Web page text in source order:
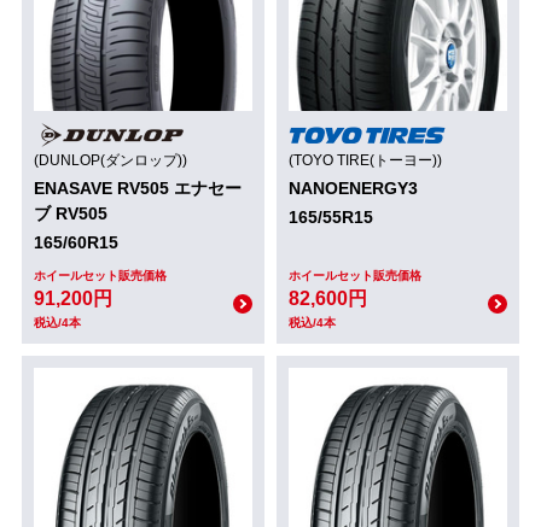
(DUNLOP(ダンロップ))
ENASAVE RV505 エナセー
ブ RV505
165/60R15
ホイールセット販売価格
91,200円
税込/4本
(TOYO TIRE(トーヨー))
NANOENERGY3
165/55R15
ホイールセット販売価格
82,600円
税込/4本